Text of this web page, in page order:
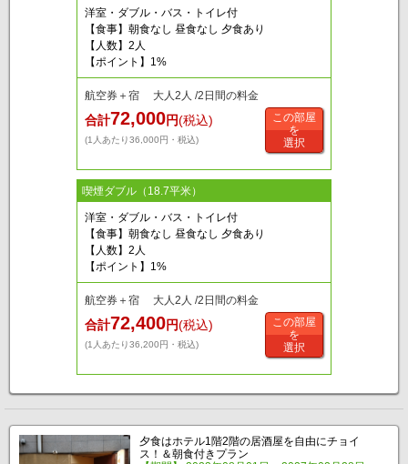
洋室・ダブル・バス・トイレ付
【食事】朝食なし 昼食なし 夕食あり
【人数】2人
【ポイント】1%
航空券＋宿 大人2人 /2日間の料金
合計72,000円(税込)
(1人あたり36,000円・税込)
この部屋
を
選択
喫煙ダブル（18.7平米）
洋室・ダブル・バス・トイレ付
【食事】朝食なし 昼食なし 夕食あり
【人数】2人
【ポイント】1%
航空券＋宿 大人2人 /2日間の料金
合計72,400円(税込)
(1人あたり36,200円・税込)
この部屋
を
選択
夕食はホテル1階2階の居酒屋を自由にチョイ
ス！＆朝食付きプラン